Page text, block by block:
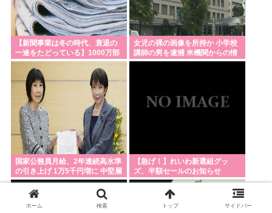
【新聞事業は冬の時代、衰退の
一途をたどっている】1000万部
を誇った読売新聞、15年で部数
半減の衝撃
女児の裸の画像を所持か 小学校
講師の男を逮捕 米機関からの情
報提供で発覚 三重・津市
国家公務員月給、2年連続高水準
の引き上げ 1万5千円増に 中堅層
以上の公務員に手厚く配分
【急げ！】れいわ新選組グッ
ズ、半額セールのお知らせ
ホーム 検索 トップ サイドバー